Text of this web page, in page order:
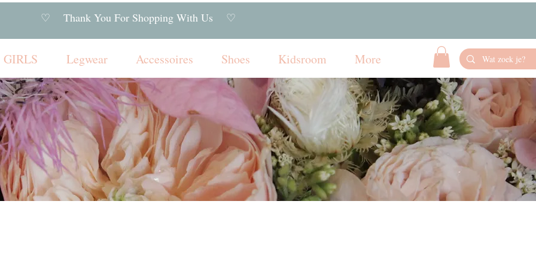
♡ Thank You For Shopping With Us ♡
GIRLS Legwear Accessoires Shoes Kidsroom More